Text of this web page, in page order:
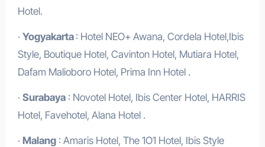
Hotel.
· Yogyakarta : Hotel NEO+ Awana, Cordela Hotel,Ibis
Style, Boutique Hotel, Cavinton Hotel, Mutiara Hotel,
Dafam Malioboro Hotel, Prima Inn Hotel .
· Surabaya: Novotel Hotel, Ibis Center Hotel, HARRIS
Hotel, Favehotel, Alana Hotel .
· Malang: Amaris Hotel, The 1O1 Hotel, Ibis Style